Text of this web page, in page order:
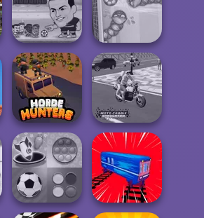
Music Rush
Tom Clancy's
Shootout
Super Soccer
Noggins
Soccer Snakes
Horde Hunters
Moto Cabbie
Simulator